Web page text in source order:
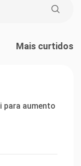
Mais curtidos
aumento